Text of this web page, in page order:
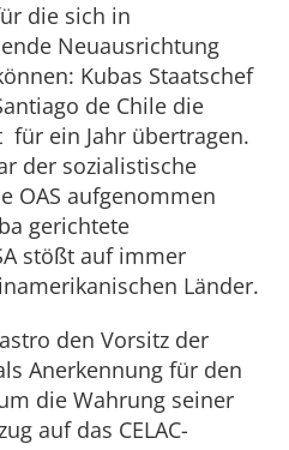
die sich in
Neuausrichtung
Kubas Staatschef
de Chile die
für ein Jahr übertragen.
der sozialistische
OAS aufgenommen
gerichtete
stößt auf immer
Länder.
den Vorsitz der
Anerkennung für den
die Wahrung seiner
auf das CELAC-